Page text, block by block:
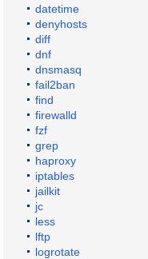
datetime
denyhosts
diff
dnf
dnsmasq
fail2ban
find
firewalld
fzf
grep
haproxy
iptables
jailkit
jc
less
lftp
logrotate